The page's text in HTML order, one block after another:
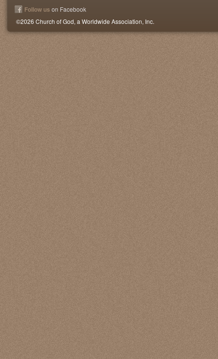
Follow us on Facebook
©2026 Church of God, a Worldwide Association, Inc.